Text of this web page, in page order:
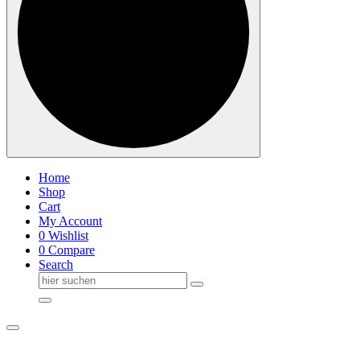
Home
Shop
Cart
My Account
0 Wishlist
0 Compare
Search
Suche
nach: